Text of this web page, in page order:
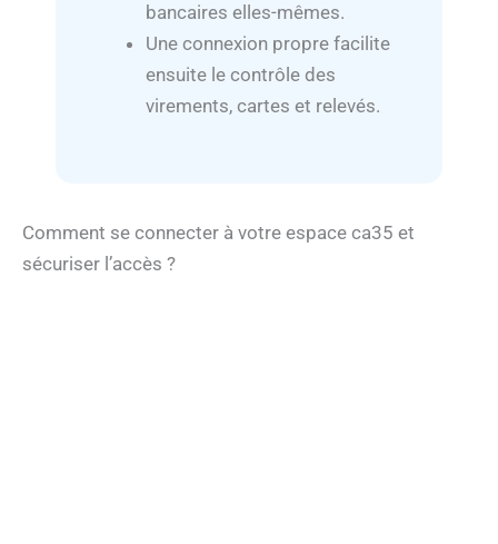
bancaires elles-mêmes.
Une connexion propre facilite
ensuite le contrôle des
virements, cartes et relevés.
Comment se connecter à votre espace ca35 et
sécuriser l’accès ?